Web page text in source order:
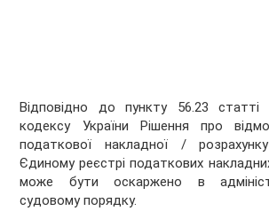
Відповідно до пункту 56.23
кодексу України Рішення про
податкової накладної /
Єдиному реєстрі податкових
може бути оскаржено в
судовому порядку.